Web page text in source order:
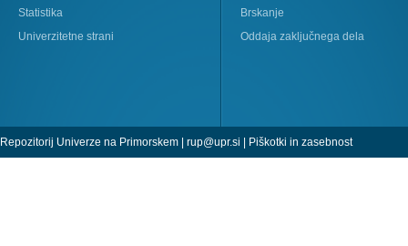
Statistika
Univerzitetne strani
Brskanje
Oddaja zaključnega dela
Repozitorij Univerze na Primorskem | rup@upr.si | Piškotki in zasebnost